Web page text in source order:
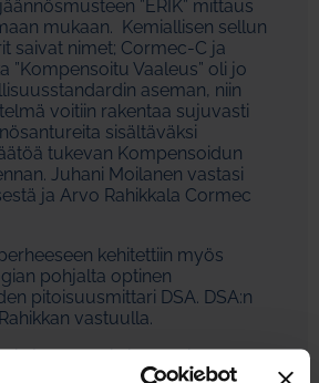
”ERIK” mittaus
mukaan. Kemiallisen sellun
saivat nimet; Cormec-C ja
”Kompensoitu Vaaleus” oli jo
aseman, niin
voitiin rakentaa sujuvasti
sisältäväksi
tukevan Kompensoidun
Juhani Moilanen vastasi
ja Arvo Rahikkala Cormec
kehitettiin myös
pohjalta optinen
pitoisuusmittari DSA. DSA:n
vastuulla.
mittalaittessa olimme